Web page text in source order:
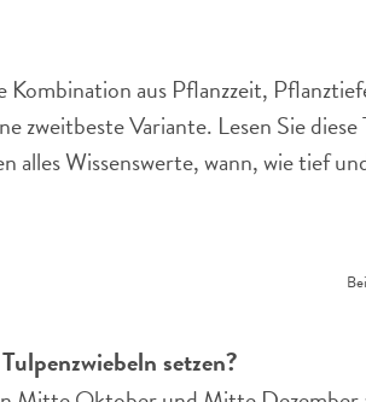
aus Pflanzzeit,
zweitbeste Variante. Lesen Sie
Wissenswerte, wann, wie tief
setzen?